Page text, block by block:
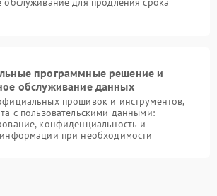
программные решение и
обслуживание данных
прошивок и инструментов,
с пользовательскими данными:
конфиденциальность и
информации при необходимости